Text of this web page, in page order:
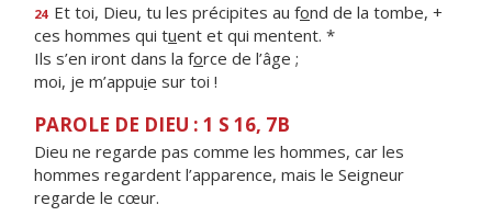
24 Et toi, Dieu, tu les précipites au fond de la tombe, +
ces hommes qui tuent et qui mentent. *
Ils s’en iront dans la force de l’âge ;
moi, je m’appuie sur toi !
PAROLE DE DIEU : 1 S 16, 7B
Dieu ne regarde pas comme les hommes, car les
hommes regardent l’apparence, mais le Seigneur
regarde le cœur.